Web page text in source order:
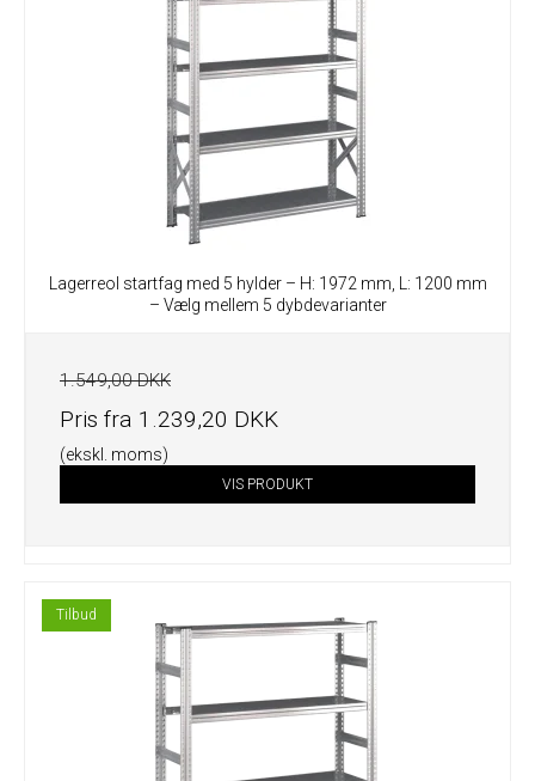
Lagerreol startfag med 5 hylder – H: 1972 mm, L: 1200 mm
– Vælg mellem 5 dybdevarianter
1.549,00 DKK
Pris fra 1.239,20 DKK
(ekskl. moms)
VIS PRODUKT
Tilbud